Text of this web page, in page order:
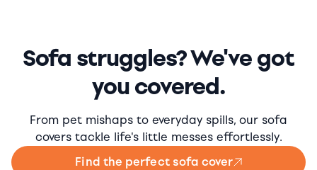
Sofa struggles? We've got
you covered.
From pet mishaps to everyday spills, our sofa
covers tackle life's little messes effortlessly.
Find the perfect sofa cover